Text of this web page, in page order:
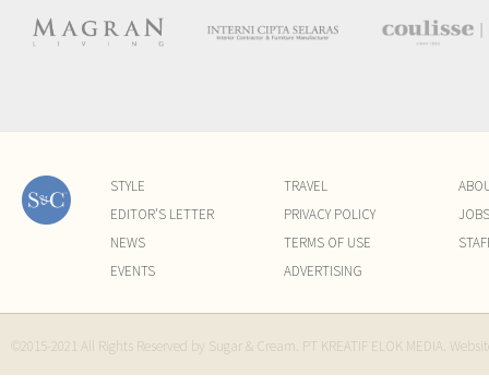
STYLE
EDITOR'S LETTER
NEWS
EVENTS
TRAVEL
PRIVACY POLICY
TERMS OF USE
ADVERTISING
JOBS
©2015-2021 All Rights Reserved by Sugar & Cream. PT KREATIF ELOK MEDIA.